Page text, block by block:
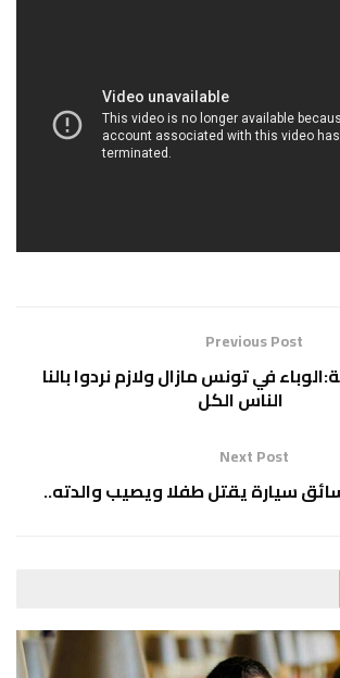
Previous Post
في تونس مازال ولازم نردوا بالنا
الناس الكل
Next Post
سيارة يقتل طفلا ويصيب والدته..